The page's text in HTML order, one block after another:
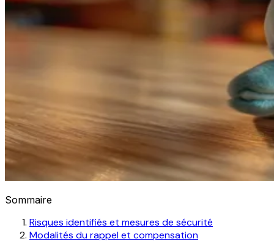
Sommaire
Risques identifiés et mesures de sécurité
Modalités du rappel et compensation